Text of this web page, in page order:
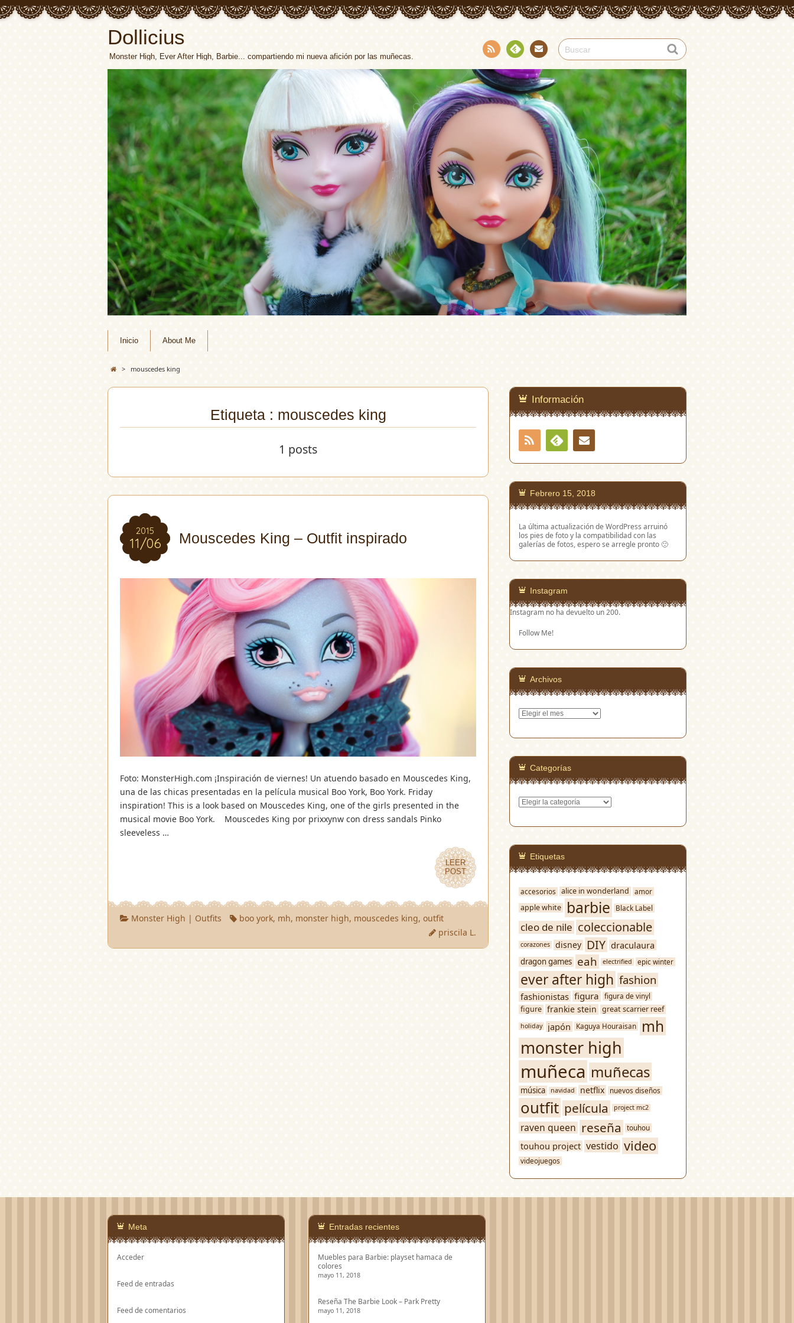
Dollicius
Monster High, Ever After High, Barbie... compartiendo mi nueva afición por las muñecas.
RSS Fee
dly
tact
o
Inicio About Me
> mouscedes king
Etiqueta : mouscedes king
1 posts
2015
11/06
2015
11/06 Mouscedes King – Outfit inspirado
Foto: MonsterHigh.com ¡Inspiración de viernes! Un atuendo basado en Mouscedes King,
una de las chicas presentadas en la película musical Boo York, Boo York. Friday
inspiration! This is a look based on Mouscedes King, one of the girls presented in the
musical movie Boo York. Mouscedes King por prixxynw con dress sandals Pinko
sleeveless …
LEER
POST
LEER
POST
Monster High | Outfits boo york, mh, monster high, mouscedes king,outfit
priscila L.
Información
RSS
Feedly
Febrero 15, 2018
La última actualización de WordPress arruinó
los pies de foto y la compatibilidad con las
galerías de fotos, espero se arregle pronto 🙁
Instagram
Instagram no ha devuelto un 200.
Follow Me!
Archivos
Archivos
Categorías
Categorías
Etiquetas
accesorios alice in wonderland amor
apple white barbie Black Label
cleo de nile coleccionable
corazones disney DIY draculaura
dragon games eah electrified epic winter
ever after high fashion
fashionistas figura figura de vinyl
figure frankie stein great scarrier reef
holiday japón Kaguya Houraisan mh
monster high
muñeca muñecas
música navidad netflix nuevos diseños
outfit película project mc2
raven queen reseña touhou
touhou project vestido video
videojuegos
Meta
Acceder
Feed de entradas
Feed de comentarios
Entradas recientes
Muebles para Barbie: playset hamaca de
colores
mayo 11, 2018
Reseña The Barbie Look – Park Pretty
mayo 11, 2018